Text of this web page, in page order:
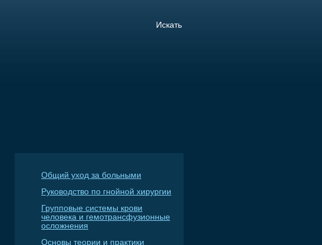
Общий уход за больными
Руководство по гнойной хирургии
Групповые системы крови
человека и гемотрансфузионные
осложнения
Основы теории и практики